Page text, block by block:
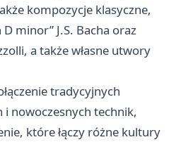
kompozycje klasyczne,
minor” J.S. Bacha oraz
a także własne utwory
tradycyjnych
nowoczesnych technik,
które łączy różne kultury